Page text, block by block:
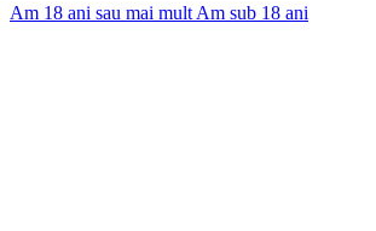
Am 18 ani sau mai mult Am sub 18 ani